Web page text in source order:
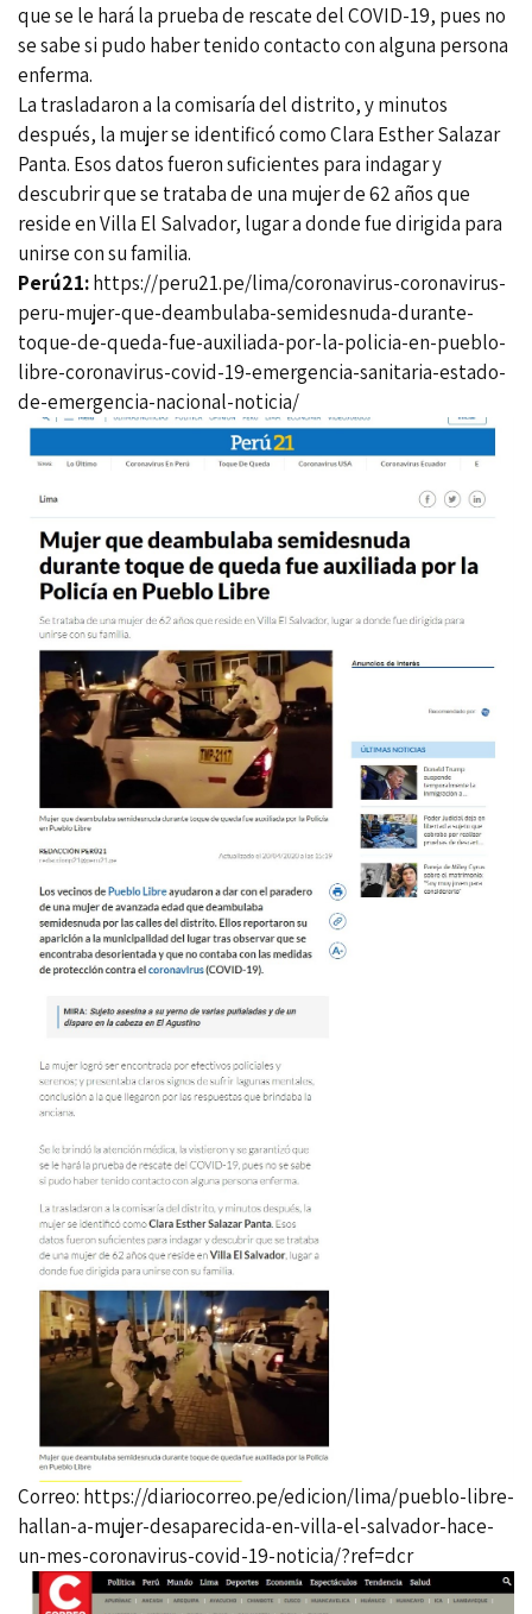
que se le hará la prueba de rescate del COVID-19, pues no
se sabe si pudo haber tenido contacto con alguna persona
enferma.
La trasladaron a la comisaría del distrito, y minutos
después, la mujer se identificó como Clara Esther Salazar
Panta. Esos datos fueron suficientes para indagar y
descubrir que se trataba de una mujer de 62 años que
reside en Villa El Salvador, lugar a donde fue dirigida para
unirse con su familia.
Perú21:https://peru21.pe/lima/coronavirus-coronavirus-
peru-mujer-que-deambulaba-semidesnuda-durante-
toque-de-queda-fue-auxiliada-por-la-policia-en-pueblo-
libre-coronavirus-covid-19-emergencia-sanitaria-estado-
de-emergencia-nacional-noticia/
Correo: https://diariocorreo.pe/edicion/lima/pueblo-libre-
hallan-a-mujer-desaparecida-en-villa-el-salvador-hace-
un-mes-coronavirus-covid-19-noticia/?ref=dcr